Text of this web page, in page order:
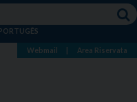
PORTUGÊS
Webmail Area Riservata